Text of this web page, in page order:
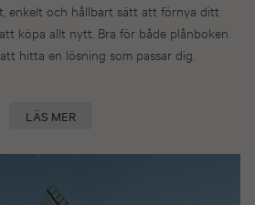
enkelt och hållbart sätt att förnya ditt
köpa allt nytt. Bra för både plånboken
hitta en lösning som passar dig.
LÄS MER